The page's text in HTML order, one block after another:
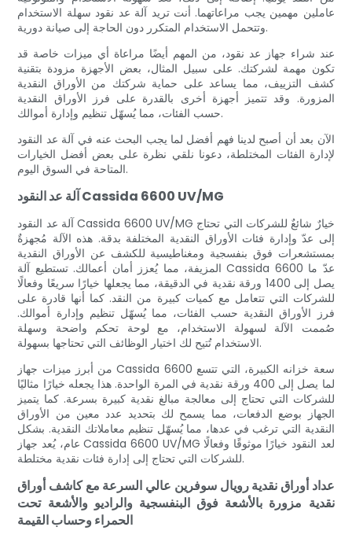
عاملين مهمين يجب مراعاتهما. أنت تريد آلة عد نقود سهلة الاستخدام
وتتحمل الاستخدام المتكرر دون الحاجة إلى صيانة دورية.
عند شراء جهاز عد نقود، من المهم أيضًا مراعاة أي ميزات خاصة قد
تكون مهمة لشركتك. على سبيل المثال، بعض الأجهزة مزودة بتقنية
كشف التزييف، مما يساعد على حماية شركتك من الأوراق النقدية
المزورة. وقد تتميز أجهزة أخرى بالقدرة على فرز الأوراق النقدية
حسب الفئات، مما يُسهّل تنظيم وإدارة أموالك.
الآن بعد أن أصبح لدينا فهم أفضل لما يجب البحث عنه في آلة عد النقود
لإدارة الفئات المختلطة، دعونا نلقي نظرة على بعض أفضل الخيارات
المتاحة في السوق اليوم.
آلة عد النقود Cassida 6600 UV/MG
آلة عد النقود Cassida 6600 UV/MG خيارٌ شائعٌ للشركات التي تحتاج
إلى عدّ وإدارة فئات الأوراق النقدية المختلفة بدقة. هذه الآلة مُجهزةٌ
بمستشعرات فوق بنفسجية ومغناطيسية للكشف عن الأوراق النقدية
المزيفة، مما يُعزز أمان أعمالك. تستطيع آلة Cassida 6600 عدّ ما
يصل إلى 1400 ورقة نقدية في الدقيقة، مما يجعلها خيارًا سريعًا وفعالًا
للشركات التي تتعامل مع كميات كبيرة من النقد. كما أنها قادرة على
فرز الأوراق النقدية حسب الفئات، مما يُسهّل تنظيم وإدارة أموالك.
صُممت الآلة لسهولة الاستخدام، مع لوحة تحكم واضحة وسهلة
الاستخدام تُتيح لك اختيار الوظائف التي تحتاجها بسهولة.
من أبرز ميزات جهاز Cassida 6600 سعة خزانه الكبيرة، التي تتسع
لما يصل إلى 400 ورقة نقدية في المرة الواحدة. هذا يجعله خيارًا مثاليًا
للشركات التي تحتاج إلى معالجة مبالغ نقدية كبيرة بسرعة. كما يتميز
الجهاز بوضع الدفعات، مما يسمح لك بتحديد عدد معين من الأوراق
النقدية التي ترغب في عدها، مما يُسهّل تنظيم معاملاتك النقدية. بشكل
عام، يُعد جهاز Cassida 6600 UV/MG لعد النقود خيارًا موثوقًا وفعالًا
للشركات التي تحتاج إلى إدارة فئات نقدية مختلطة.
عداد أوراق نقدية رويال سوفرين عالي السرعة مع كاشف أوراق
نقدية مزورة بالأشعة فوق البنفسجية والراديو والأشعة تحت
الحمراء وحساب القيمة